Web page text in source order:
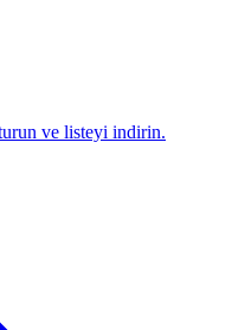
ve listeyi indirin.